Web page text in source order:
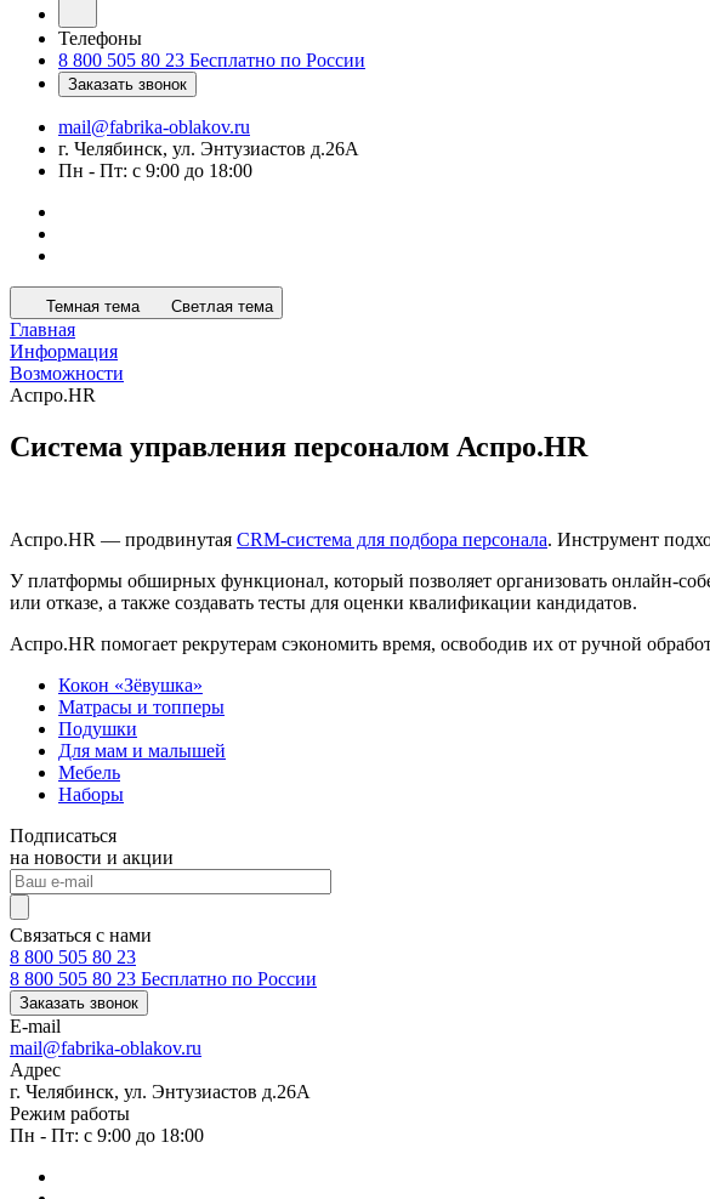
Телефоны
8 800 505 80 23 Бесплатно по России
Заказать звонок
mail@fabrika-oblakov.ru
г. Челябинск, ул. Энтузиастов д.26А
Пн - Пт: с 9:00 до 18:00
Темная тема Светлая тема
Главная
Информация
Возможности
Аспро.HR
Система управления персоналом Аспро.HR
Аспро.HR — продвинутая CRM-система для подбора персонала. Инструмент
У платформы обширных функционал, который позволяет организовать онлайн-
или отказе, а также создавать тесты для оценки квалификации кандидатов.
Аспро.HR помогает рекрутерам сэкономить время, освободив их от ручной
Кокон «Зёвушка»
Матрасы и топперы
Подушки
Для мам и малышей
Мебель
Наборы
Подписаться
на новости и акции
Связаться с нами
8 800 505 80 23
8 800 505 80 23 Бесплатно по России
Заказать звонок
E-mail
mail@fabrika-oblakov.ru
Адрес
г. Челябинск, ул. Энтузиастов д.26А
Режим работы
Пн - Пт: с 9:00 до 18:00